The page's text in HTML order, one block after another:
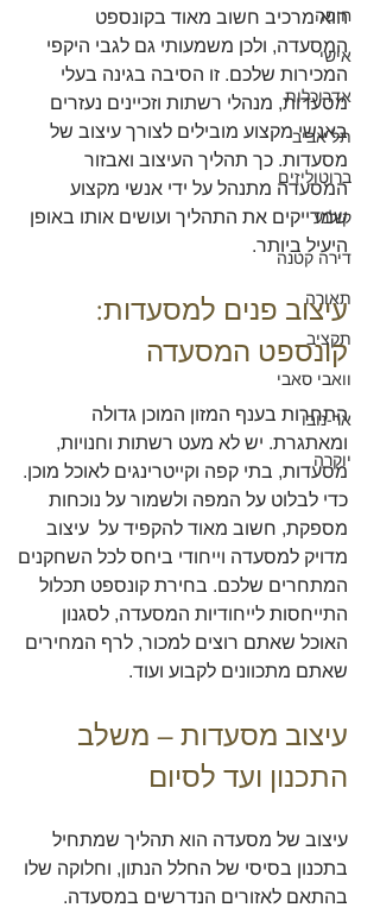
חיפה
אישי
אדריכלות
תל אביב
ברוטוליזים
קולנע
דירה קטנה
תאורה
תקציב
וואבי סאבי
אר-נובו
יוקרה
הוא מרכיב חשוב מאוד בקונספט
המסעדה, ולכן משמעותי גם לגבי היקפי
המכירות שלכם. זו הסיבה בגינה בעלי
מסעדות, מנהלי רשתות וזכיינים נעזרים
באנשי מקצוע מובילים לצורך עיצוב של
מסעדות. כך תהליך העיצוב ואבזור
המסעדה מתנהל על ידי אנשי מקצוע
שמדייקים את התהליך ועושים אותו באופן
היעיל ביותר.
עיצוב פנים למסעדות:
קונספט המסעדה
התחרות בענף המזון המוכן גדולה
ומאתגרת. יש לא מעט רשתות וחנויות,
מסעדות, בתי קפה וקייטרינגים לאוכל מוכן.
כדי לבלוט על המפה ולשמור על נוכחות
מספקת, חשוב מאוד להקפיד על  עיצוב
מדויק למסעדה וייחודי ביחס לכל השחקנים
המתחרים שלכם. בחירת קונספט תכלול
התייחסות לייחודיות המסעדה, לסגנון
האוכל שאתם רוצים למכור, לרף המחירים
שאתם מתכוונים לקבוע ועוד.
עיצוב מסעדות – משלב
התכנון ועד לסיום
עיצוב של מסעדה הוא תהליך שמתחיל
בתכנון בסיסי של החלל הנתון, וחלוקה שלו
בהתאם לאזורים הנדרשים במסעדה.